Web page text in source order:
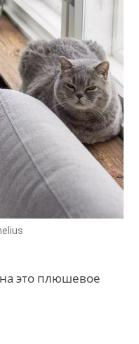
это плюшевое